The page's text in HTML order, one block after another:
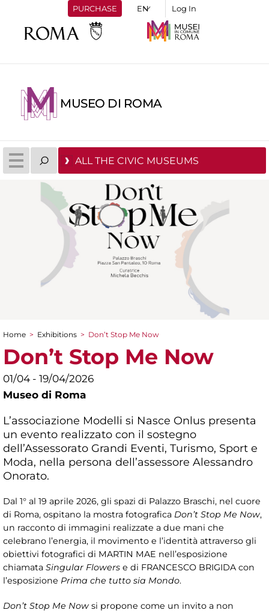
PURCHASE Log In
MUSEO DI ROMA
ALL THE CIVIC MUSEUMS
You are here
Home > Exhibitions > Don’t Stop Me Now
Don’t Stop Me Now
01/04 - 19/04/2026
Museo di Roma
L’associazione Modelli si Nasce Onlus presenta
un evento realizzato con il sostegno
dell’Assessorato Grandi Eventi, Turismo, Sport e
Moda, nella persona dell’assessore Alessandro
Onorato.
Dal 1° al 19 aprile 2026, gli spazi di Palazzo Braschi, nel cuore
di Roma, ospitano la mostra fotografica Don’t Stop Me Now,
un racconto di immagini realizzate a due mani che
celebrano l’energia, il movimento e l’identità attraverso gli
obiettivi fotografici di MARTIN MAE nell’esposizione
chiamata Singular Flowers e di FRANCESCO BRIGIDA con
l’esposizione Prima che tutto sia Mondo.
Don’t Stop Me Now si propone come un invito a non